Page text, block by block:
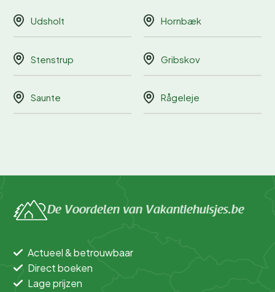
Udsholt Hornbæk
Stenstrup Gribskov
Saunte Rågeleje
De Voordelen van Vakantiehuisjes.be
Actueel & betrouwbaar
Direct boeken
Lage prijzen